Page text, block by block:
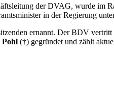
der DVAG, wurde im
in der Regierung
ernannt. Der BDV vertritt
Pohl (†) gegründet und zählt